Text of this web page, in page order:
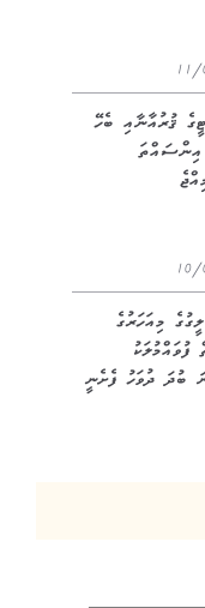
ޤުރުއާނާއި ބެހޭ
މަރުކަޒުގެ 90 އިންސައްތަ
މިއަހަރުގެ
ފުވައްމުލަކު
ބުދަ ދުވަހު ފެށެނީ